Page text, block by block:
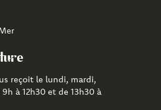
reçoit le lundi, mardi,
à 12h30 et de 13h30 à